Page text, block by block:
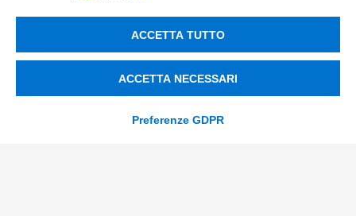
Bandi
ACCETTA TUTTO
ACCETTA NECESSARI
Preferenze GDPR